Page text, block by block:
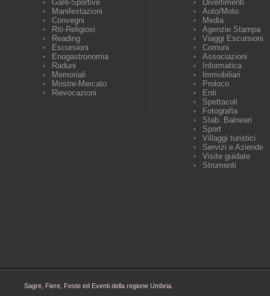
Gare-Sportive
Manifestazioni
Convegni
Riti-Religiosi
Reading
Escursioni
Enogastronomia
Raduni
Memoriali
Mostre-Mercato
Rievocazioni
Divertimenti
Auto/Moto
Media
Agenzie Stampa
Viaggi Escursioni
Comuni
Associazioni
Informatica
Immobiliari
Proloco
Enti
Spettacoli
Fotografia
Stab. Balneari
Sport
Villaggi turistici
Servizi e Aziende
Visite guidate
Strumenti
Sagre, Fiere, Feste ed Eventi della regione Umbria.